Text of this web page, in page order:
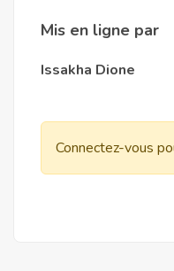
Mis en ligne par
Issakha Dione
Connectez-vous